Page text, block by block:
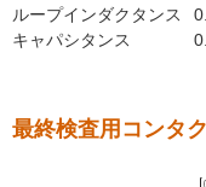
ループインダクタンス
キャパシタンス
最終検査用コンタ